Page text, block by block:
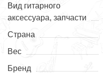
Вид гитарного
аксессуара, запчасти
Страна
Вес
Бренд